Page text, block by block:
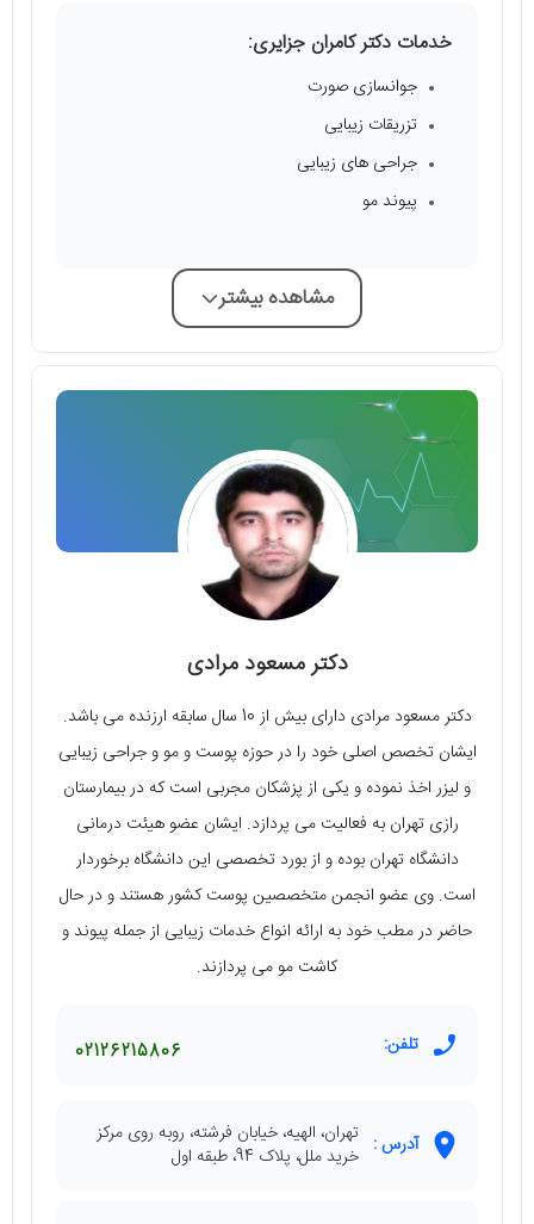
خدمات دکتر کامران جزایری:
جوانسازی صورت
تزریقات زیبایی
جراحی های زیبایی
پیوند مو
مشاهده بیشتر
دکتر مسعود مرادی
دکتر مسعود مرادی دارای بیش از 10 سال سابقه‌ ارزنده می‌ باشد.
ایشان تخصص اصلی خود را در حوزه‌ پوست و مو و جراحی زیبایی
و لیزر اخذ نموده و یکی از پزشکان مجربی است که در بیمارستان
رازی تهران به فعالیت می‌ پردازد. ایشان عضو هیئت درمانی
دانشگاه تهران بوده و از بورد تخصصی این دانشگاه برخوردار
است. وی عضو انجمن متخصصین پوست کشور هستند و در حال
حاضر در مطب خود به ارائه‌ انواع خدمات زیبایی از جمله پیوند و
کاشت مو می‌ پردازند.
تلفن: 02126215806
آدرس : تهران، الهیه، خیابان فرشته، روبه روی مرکز
خرید ملل، پلاک 94، طبقه اول